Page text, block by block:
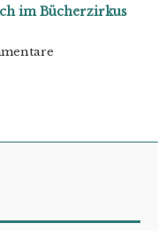
im Bücherzirkus